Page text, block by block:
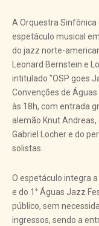
A Orquestra Sinfônica
espetáculo musical
do jazz norte-
Leonard Bernstein e
intitulado "OSP goes
Convenções de
às 18h, com entrada
alemão Knut
Gabriel Locher e do
solistas.
O espetáculo integra
e do 1° Águas Jazz
público, sem
ingressos, sendo a